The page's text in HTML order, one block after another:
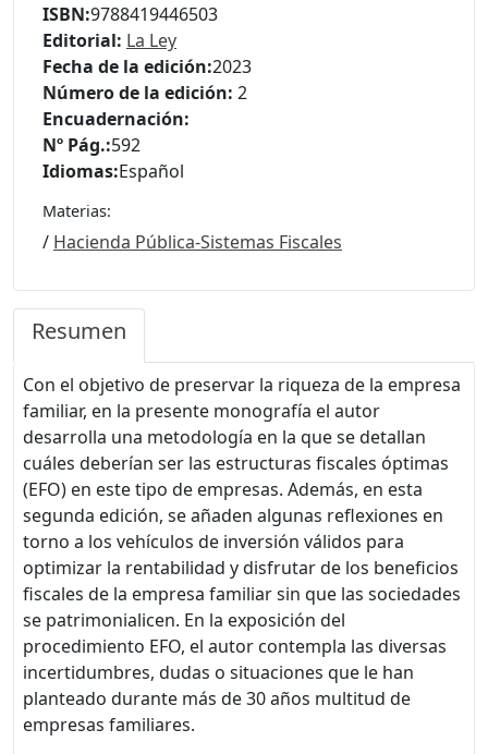
ISBN:9788419446503
Editorial: La Ley
Fecha de la edición:2023
Número de la edición: 2
Encuadernación:
Nº Pág.:592
Idiomas:Español
Materias:
/ Hacienda Pública-Sistemas Fiscales
Resumen
Con el objetivo de preservar la riqueza de la empresa
familiar, en la presente monografía el autor
desarrolla una metodología en la que se detallan
cuáles deberían ser las estructuras fiscales óptimas
(EFO) en este tipo de empresas. Además, en esta
segunda edición, se añaden algunas reflexiones en
torno a los vehículos de inversión válidos para
optimizar la rentabilidad y disfrutar de los beneficios
fiscales de la empresa familiar sin que las sociedades
se patrimonialicen. En la exposición del
procedimiento EFO, el autor contempla las diversas
incertidumbres, dudas o situaciones que le han
planteado durante más de 30 años multitud de
empresas familiares.